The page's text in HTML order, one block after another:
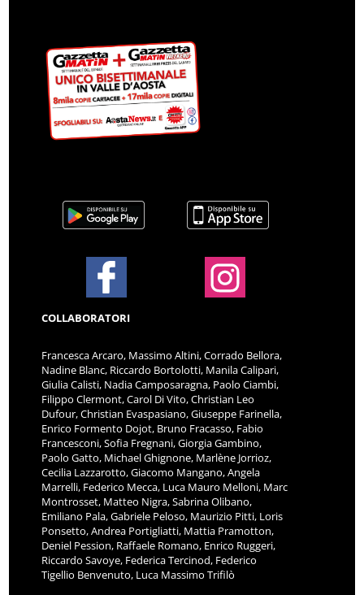
COLLABORATORI
Francesca Arcaro, Massimo Altini, Corrado Bellora,
Nadine Blanc, Riccardo Bortolotti, Manila Calipari,
Giulia Calisti, Nadia Camposaragna, Paolo Ciambi,
Filippo Clermont, Carol Di Vito, Christian Leo
Dufour, Christian Evaspasiano, Giuseppe Farinella,
Enrico Formento Dojot, Bruno Fracasso, Fabio
Francesconi, Sofia Fregnani, Giorgia Gambino,
Paolo Gatto, Michael Ghignone, Marlène Jorrioz,
Cecilia Lazzarotto, Giacomo Mangano, Angela
Marrelli, Federico Mecca, Luca Mauro Melloni, Marc
Montrosset, Matteo Nigra, Sabrina Olibano,
Emiliano Pala, Gabriele Peloso, Maurizio Pitti, Loris
Ponsetto, Andrea Portigliatti, Mattia Pramotton,
Deniel Pession, Raffaele Romano, Enrico Ruggeri,
Riccardo Savoye, Federica Tercinod, Federico
Tigellio Benvenuto, Luca Massimo Trifilò